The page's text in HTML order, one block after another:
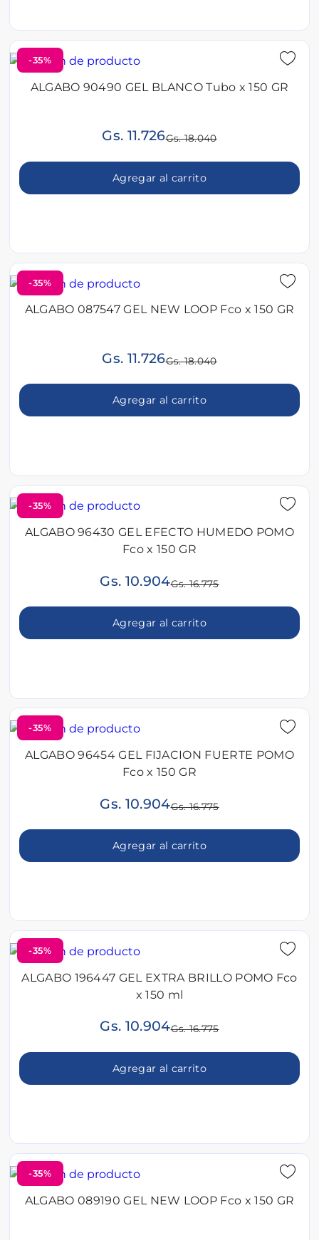
-35%
ALGABO 90490 GEL BLANCO Tubo x 150 GR
Gs. 11.726Gs. 18.040
Agregar al carrito
-35%
ALGABO 087547 GEL NEW LOOP Fco x 150 GR
Gs. 11.726Gs. 18.040
Agregar al carrito
-35%
ALGABO 96430 GEL EFECTO HUMEDO POMO
Fco x 150 GR
Gs. 10.904Gs. 16.775
Agregar al carrito
-35%
ALGABO 96454 GEL FIJACION FUERTE POMO
Fco x 150 GR
Gs. 10.904Gs. 16.775
Agregar al carrito
-35%
ALGABO 196447 GEL EXTRA BRILLO POMO Fco
x 150 ml
Gs. 10.904Gs. 16.775
Agregar al carrito
-35%
ALGABO 089190 GEL NEW LOOP Fco x 150 GR